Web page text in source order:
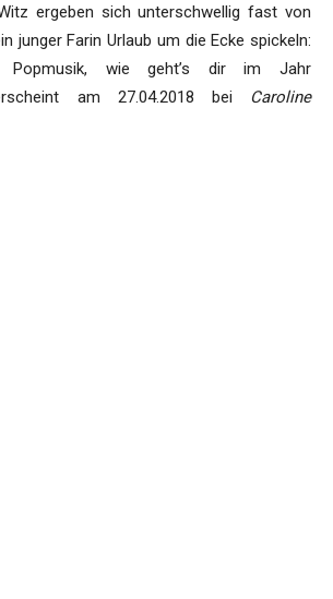
ergeben sich unterschwellig fast von
junger Farin Urlaub um die Ecke spickeln:
Popmusik, wie geht’s dir im Jahr
am 27.04.2018 bei Caroline